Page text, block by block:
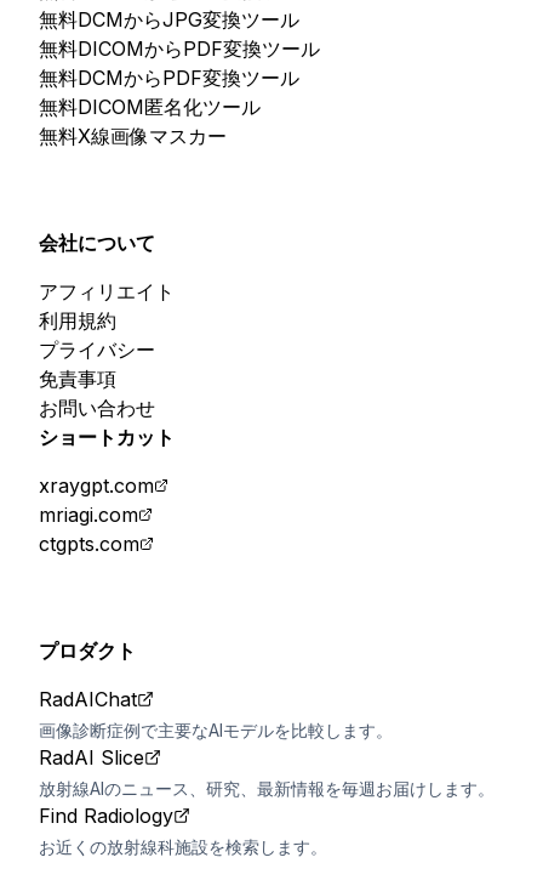
無料DCMからJPG変換ツール
無料DICOMからPDF変換ツール
無料DCMからPDF変換ツール
無料DICOM匿名化ツール
無料X線画像マスカー
会社について
アフィリエイト
利用規約
プライバシー
免責事項
お問い合わせ
ショートカット
xraygpt.com
mriagi.com
ctgpts.com
プロダクト
RadAIChat
画像診断症例で主要なAIモデルを比較します。
RadAI Slice
放射線AIのニュース、研究、最新情報を毎週お届けします。
Find Radiology
お近くの放射線科施設を検索します。